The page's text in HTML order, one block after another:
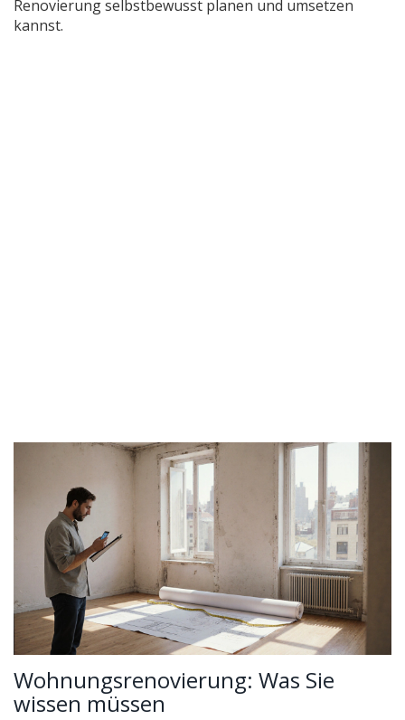
Renovierung selbstbewusst planen und umsetzen
kannst.
Wohnungsrenovierung: Was Sie
wissen müssen